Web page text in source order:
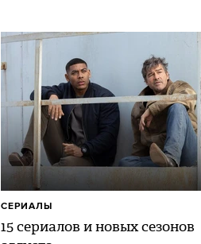
15 сериалов и новых сезонов
СЕРИАЛЫ